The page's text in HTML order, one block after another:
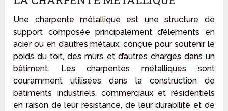
Une charpente métallique est une structure de
support composée principalement d’éléments en
acier ou en d’autres métaux, conçue pour soutenir le
poids du toit, des murs et d’autres charges dans un
bâtiment. Les charpentes métalliques sont
couramment utilisées dans la construction de
bâtiments industriels, commerciaux et résidentiels
en raison de leur résistance, de leur durabilité et de